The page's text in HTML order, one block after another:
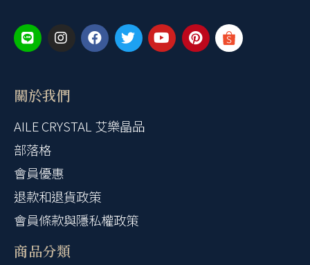
關於我們
AILE CRYSTAL 艾樂晶品
部落格
會員優惠
退款和退貨政策
會員條款與隱私權政策
商品分類